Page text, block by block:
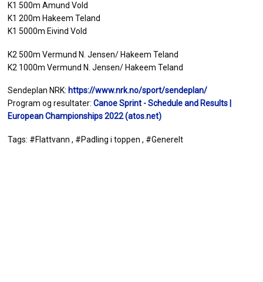
K1 500m Amund Vold
K1 200m Hakeem Teland
K1 5000m Eivind Vold
K2 500m Vermund N. Jensen/ Hakeem Teland
K2 1000m Vermund N. Jensen/ Hakeem Teland
Sendeplan NRK: https://www.nrk.no/sport/sendeplan/
Program og resultater:Canoe Sprint - Schedule and Results |
European Championships 2022 (atos.net)
Tags: #Flattvann , #Padling i toppen , #Generelt